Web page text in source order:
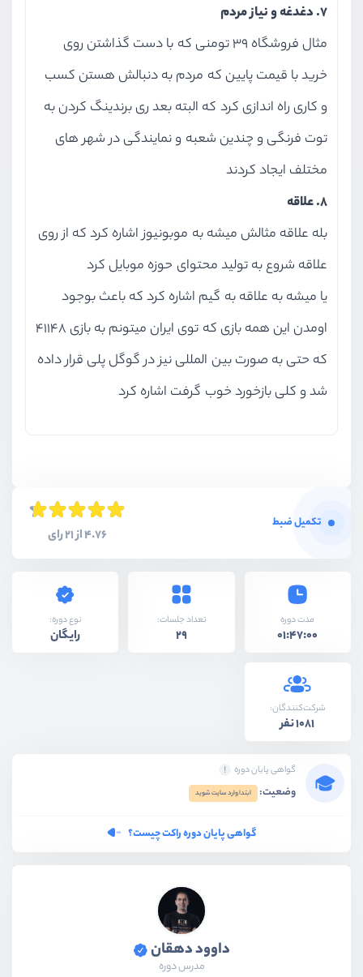
آشنایی با تکنیک 5 چرا
ویدیو آموزشی 04:04
آشنایی با ابزار بوم ایده
7. دغدغه و نیاز مردم
مثال فروشگاه 39 تومنی که با دست گذاشتن روی
خرید با قیمت پایین که مردم به دنبالش هستن کسب
و کاری راه اندازی کرد که البته بعد ری برندینگ کردن به
توت فرنگی و چندین شعبه و نمایندگی در شهر های
مختلف ایجاد کردند
8. علاقه
بله علاقه مثالش میشه به موبونیوز اشاره کرد که از روی
علاقه شروع به تولید محتوای حوزه موبایل کرد
یا میشه به علاقه به گیم اشاره کرد که باعث بوجود
اومدن این همه بازی که توی ایران میتونم به بازی 41148
که حتی به صورت بین المللی نیز در گوگل پلی قرار داده
شد و کلی بازخورد خوب گرفت اشاره کرد
تکمیل ضبط
4.76 از 21 رای
مدت دوره
01:47:00
تعداد جلسات:
29
نوع دوره:
رایگان
شرکت‌کنندگان:
1081 نفر
گواهی پایان دوره
وضعیت: ابتدا وارد سایت شوید
گواهی پایان دوره راکت چیست؟
داوود دهقان
مدرس دوره